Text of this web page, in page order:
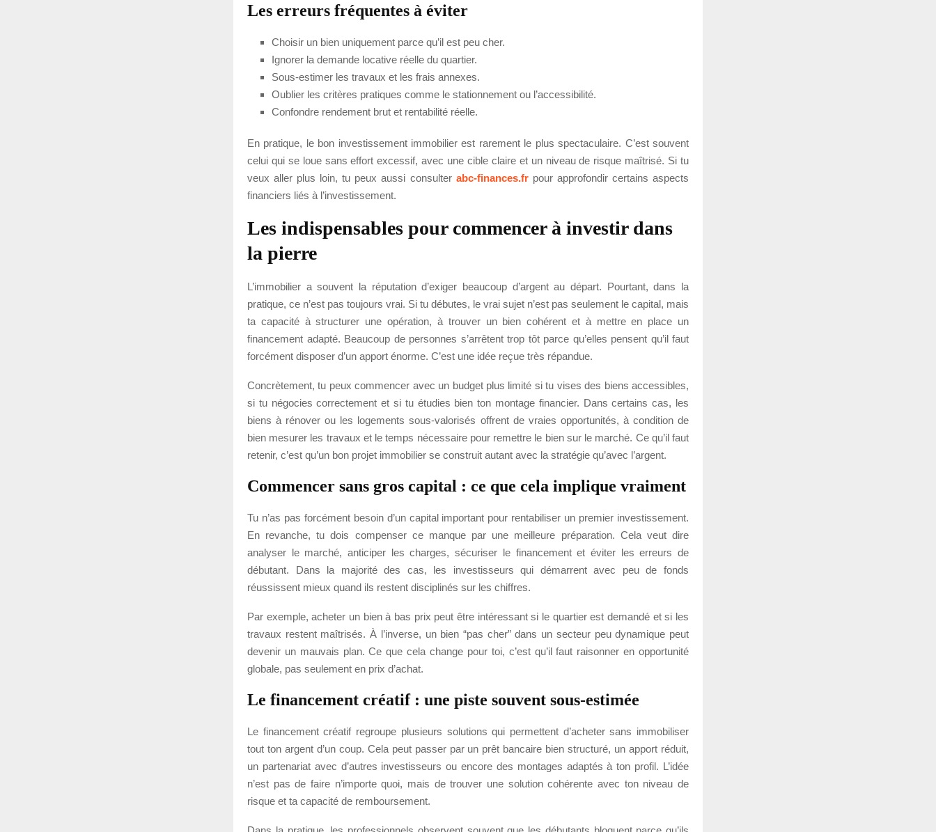
Les erreurs fréquentes à éviter
Choisir un bien uniquement parce qu’il est peu cher.
Ignorer la demande locative réelle du quartier.
Sous-estimer les travaux et les frais annexes.
Oublier les critères pratiques comme le stationnement ou l’accessibilité.
Confondre rendement brut et rentabilité réelle.
En pratique, le bon investissement immobilier est rarement le plus spectaculaire. C’est souvent
celui qui se loue sans effort excessif, avec une cible claire et un niveau de risque maîtrisé. Si tu
veux aller plus loin, tu peux aussi consulter abc-finances.frpour approfondir certains aspects
financiers liés à l’investissement.
Les indispensables pour commencer à investir dans
la pierre
L’immobilier a souvent la réputation d’exiger beaucoup d’argent au départ. Pourtant, dans la
pratique, ce n’est pas toujours vrai. Si tu débutes, le vrai sujet n’est pas seulement le capital, mais
ta capacité à structurer une opération, à trouver un bien cohérent et à mettre en place un
financement adapté. Beaucoup de personnes s’arrêtent trop tôt parce qu’elles pensent qu’il faut
forcément disposer d’un apport énorme. C’est une idée reçue très répandue.
Concrètement, tu peux commencer avec un budget plus limité si tu vises des biens accessibles,
si tu négocies correctement et si tu étudies bien ton montage financier. Dans certains cas, les
biens à rénover ou les logements sous-valorisés offrent de vraies opportunités, à condition de
bien mesurer les travaux et le temps nécessaire pour remettre le bien sur le marché. Ce qu’il faut
retenir, c’est qu’un bon projet immobilier se construit autant avec la stratégie qu’avec l’argent.
Commencer sans gros capital : ce que cela implique vraiment
Tu n’as pas forcément besoin d’un capital important pour rentabiliser un premier investissement.
En revanche, tu dois compenser ce manque par une meilleure préparation. Cela veut dire
analyser le marché, anticiper les charges, sécuriser le financement et éviter les erreurs de
débutant. Dans la majorité des cas, les investisseurs qui démarrent avec peu de fonds
réussissent mieux quand ils restent disciplinés sur les chiffres.
Par exemple, acheter un bien à bas prix peut être intéressant si le quartier est demandé et si les
travaux restent maîtrisés. À l’inverse, un bien “pas cher” dans un secteur peu dynamique peut
devenir un mauvais plan. Ce que cela change pour toi, c’est qu’il faut raisonner en opportunité
globale, pas seulement en prix d’achat.
Le financement créatif : une piste souvent sous-estimée
Le financement créatif regroupe plusieurs solutions qui permettent d’acheter sans immobiliser
tout ton argent d’un coup. Cela peut passer par un prêt bancaire bien structuré, un apport réduit,
un partenariat avec d’autres investisseurs ou encore des montages adaptés à ton profil. L’idée
n’est pas de faire n’importe quoi, mais de trouver une solution cohérente avec ton niveau de
risque et ta capacité de remboursement.